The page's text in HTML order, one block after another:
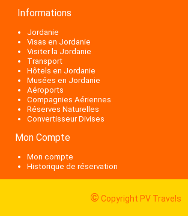
Informations
Jordanie
Visas en Jordanie
Visiter la Jordanie
Transport
Hôtels en Jordanie
Musées en Jordanie
Aéroports
Compagnies Aériennes
Réserves Naturelles
Convertisseur Divises
Mon Compte
Mon compte
Historique de réservation
© Copyright PV Travels